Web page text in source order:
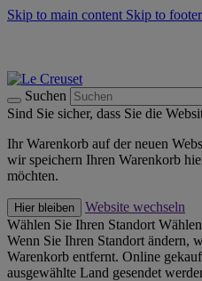
Skip to main content Skip to
Suchen
Sind Sie sicher, dass Sie die
Ihr Warenkorb auf der neuen
wir speichern Ihren Warenkorb
möchten.
Hier bleiben
Website wechseln
Wählen Sie Ihren Standort
Wenn Sie Ihren Standort ändern,
Warenkorb entfernt. Online
ausgewählte Land gesendet